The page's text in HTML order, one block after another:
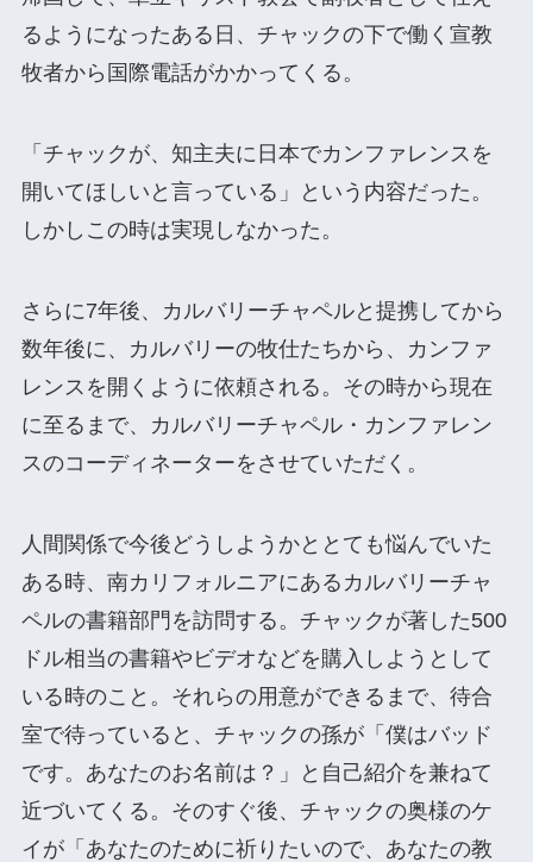
るようになったある日、チャックの下で働く宣教
牧者から国際電話がかかってくる。
「チャックが、知主夫に日本でカンファレンスを
開いてほしいと言っている」という内容だった。
しかしこの時は実現しなかった。
さらに7年後、カルバリーチャペルと提携してから
数年後に、カルバリーの牧仕たちから、カンファ
レンスを開くように依頼される。その時から現在
に至るまで、カルバリーチャペル・カンファレン
スのコーディネーターをさせていただく。
人間関係で今後どうしようかととても悩んでいた
ある時、南カリフォルニアにあるカルバリーチャ
ペルの書籍部門を訪問する。チャックが著した500
ドル相当の書籍やビデオなどを購入しようとして
いる時のこと。それらの用意ができるまで、待合
室で待っていると、チャックの孫が「僕はバッド
です。あなたのお名前は？」と自己紹介を兼ねて
近づいてくる。そのすぐ後、チャックの奥様のケ
イが「あなたのために祈りたいので、あなたの教